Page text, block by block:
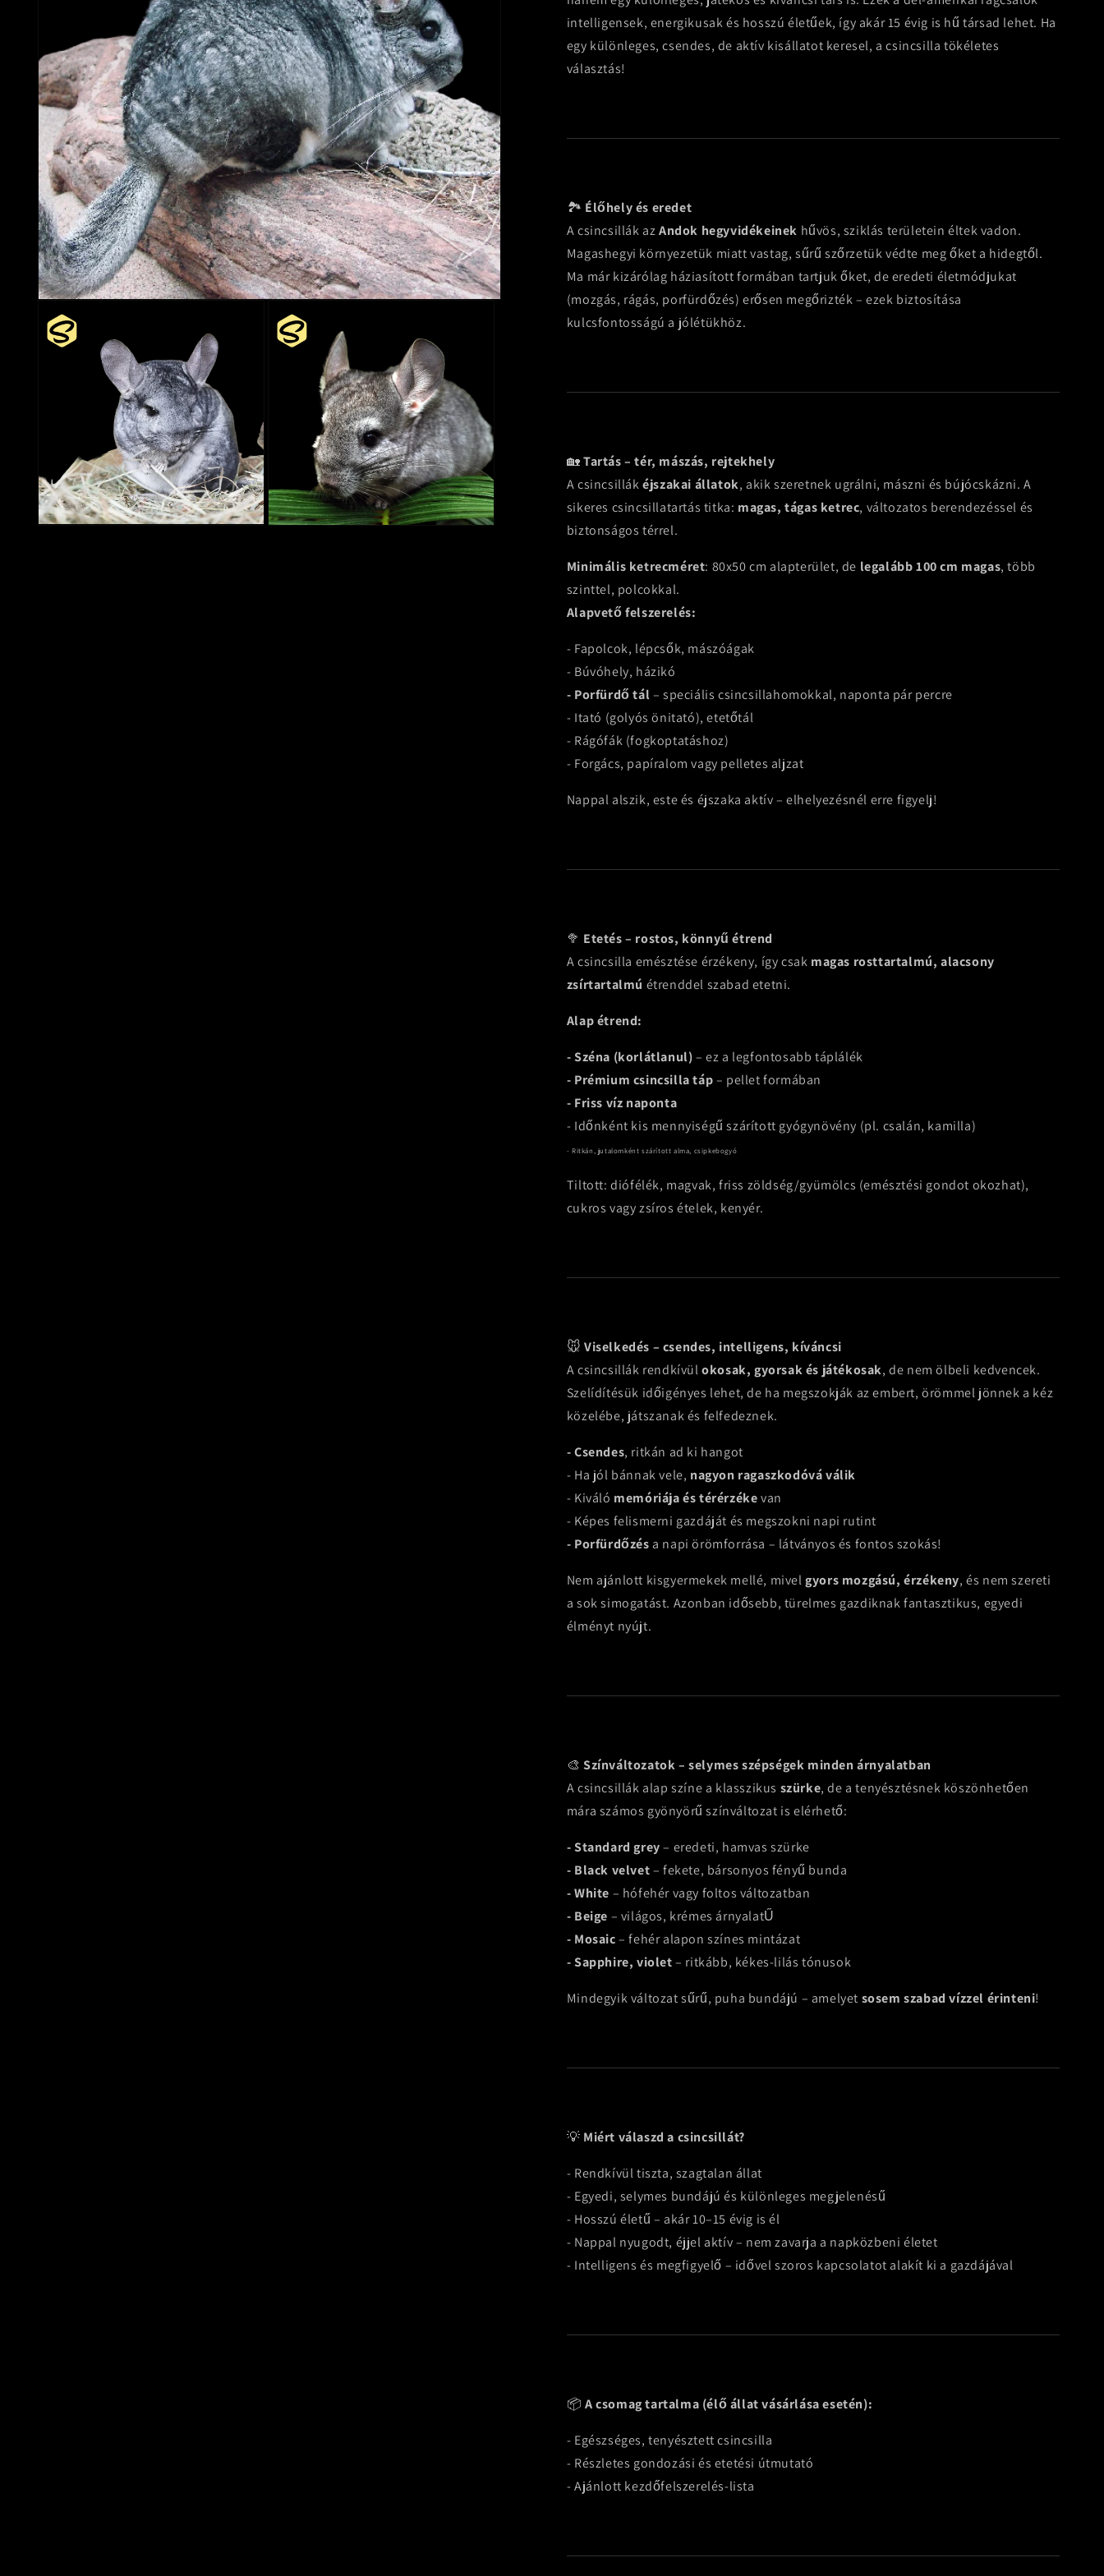
intelligensek, energikusak és hosszú életűek, így akár 15 évig is hű társad lehet. Ha
egy különleges, csendes, de aktív kisállatot keresel, a csincsilla tökéletes
választás!
🏞️ Élőhely és eredet
A csincsillák azAndok hegyvidékeinek hűvös, sziklás területein éltek vadon.
Magashegyi környezetük miatt vastag, sűrű szőrzetük védte meg őket a hidegtől.
Ma már kizárólag háziasított formában tartjuk őket, de eredeti életmódjukat
(mozgás, rágás, porfürdőzés) erősen megőrizték – ezek biztosítása
kulcsfontosságú a jólétükhöz.
🏡Tartás – tér, mászás, rejtekhely
A csincsillákéjszakai állatok, akik szeretnek ugrálni, mászni és bújócskázni. A
sikeres csincsillatartás titka: magas, tágas ketrec, változatos berendezéssel és
biztonságos térrel.
Minimális ketrecméret: 80x50 cm alapterület, de legalább 100 cm magas, több
szinttel, polcokkal.
Alapvető felszerelés:
- Fapolcok, lépcsők, mászóágak
- Búvóhely, házikó
- Porfürdő tál– speciális csincsillahomokkal, naponta pár percre
- Itató (golyós önitató), etetőtál
- Rágófák (fogkoptatáshoz)
- Forgács, papíralom vagy pelletes aljzat
Nappal alszik, este és éjszaka aktív – elhelyezésnél erre figyelj!
🥦 Etetés – rostos, könnyű étrend
A csincsilla emésztése érzékeny, így csak magas rosttartalmú, alacsony
zsírtartalmú étrenddel szabad etetni.
Alap étrend:
- Széna (korlátlanul)– ez a legfontosabb táplálék
- Prémium csincsilla táp– pellet formában
- Friss víz naponta
- Időnként kis mennyiségű szárított gyógynövény (pl. csalán, kamilla)
- Ritkán, jutalomként szárított alma, csipkebogyó
Tiltott: diófélék, magvak, friss zöldség/gyümölcs (emésztési gondot okozhat),
cukros vagy zsíros ételek, kenyér.
🐭 Viselkedés – csendes, intelligens, kíváncsi
A csincsillák rendkívülokosak, gyorsak és játékosak, de nem ölbeli kedvencek.
Szelídítésük időigényes lehet, de ha megszokják az embert, örömmel jönnek a kéz
közelébe, játszanak és felfedeznek.
- Csendes, ritkán ad ki hangot
- Ha jól bánnak vele, nagyon ragaszkodóvá válik
- Kiváló memóriája és térérzékevan
- Képes felismerni gazdáját és megszokni napi rutint
- Porfürdőzés a napi örömforrása – látványos és fontos szokás!
Nem ajánlott kisgyermekek mellé, mivelgyors mozgású, érzékeny, és nem szereti
a sok simogatást. Azonban idősebb, türelmes gazdiknak fantasztikus, egyedi
élményt nyújt.
🎨 Színváltozatok – selymes szépségek minden árnyalatban
A csincsillák alap színe a klasszikus szürke, de a tenyésztésnek köszönhetően
mára számos gyönyörű színváltozat is elérhető:
- Standard grey– eredeti, hamvas szürke
- Black velvet– fekete, bársonyos fényű bunda
- White – hófehér vagy foltos változatban
- Beige – világos, krémes árnyalatŰ
- Mosaic– fehér alapon színes mintázat
- Sapphire, violet– ritkább, kékes-lilás tónusok
Mindegyik változat sűrű, puha bundájú – amelyet sosem szabad vízzel érinteni!
💡 Miért válaszd a csincsillát?
- Rendkívül tiszta, szagtalan állat
- Egyedi, selymes bundájú és különleges megjelenésű
- Hosszú életű – akár 10–15 évig is él
- Nappal nyugodt, éjjel aktív – nem zavarja a napközbeni életet
- Intelligens és megfigyelő – idővel szoros kapcsolatot alakít ki a gazdájával
📦 A csomag tartalma (élő állat vásárlása esetén):
- Egészséges, tenyésztett csincsilla
- Részletes gondozási és etetési útmutató
- Ajánlott kezdőfelszerelés-lista